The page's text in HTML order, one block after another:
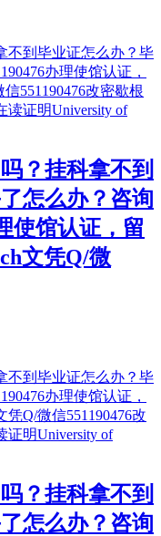
？挂科拿不到
怎么办？咨询
使馆认证，留
文凭Q/微
？挂科拿不到
怎么办？咨询